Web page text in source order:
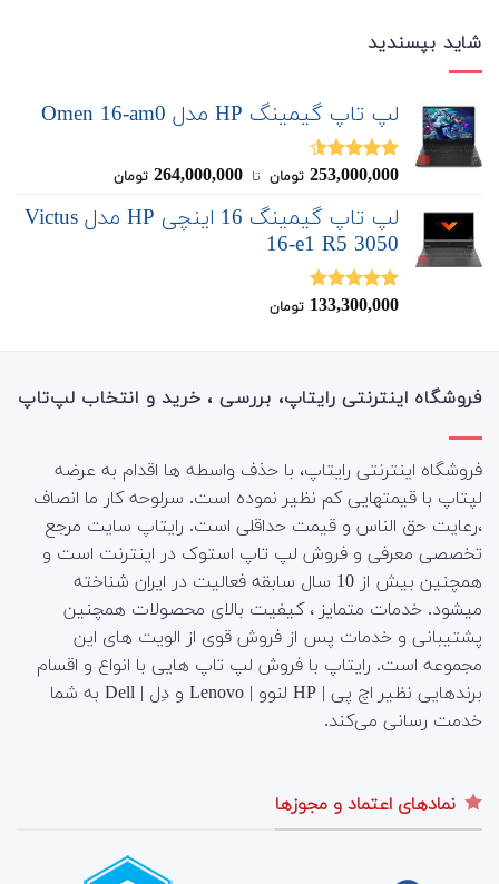
شاید بپسندید
لپ تاپ گیمینگ HP مدل Omen 16-am0
نمره4.50
253,000,000 تومان ‌ تا ‌ 264,000,000 تومان
لپ تاپ گیمینگ 16 اینچی HP مدل Victus
16-e1 R5 3050
نمره5.00
133,300,000 تومان
فروشگاه اینترنتی رایتاپ، بررسی ، خرید و انتخاب لپ‌تاپ
فروشگاه اینترنتی رایتاپ، با حذف واسطه ها اقدام به عرضه
لپتاپ با قیمتهایی کم نظیر نموده است. سرلوحه کار ما انصاف
،رعایت حق الناس و قیمت حداقلی است. رایتاپ سایت مرجع
تخصصی معرفی و فروش لپ تاپ استوک در اینترنت است و
همچنین بیش از 10 سال سابقه فعالیت در ایران شناخته
میشود. خدمات متمایز ، کیفیت بالای محصولات همچنین
پشتیبانی و خدمات پس از فروش قوی از الویت های این
مجموعه است. رایتاپ با فروش لپ تاپ هایی با انواع و اقسام
برندهایی نظیر اچ پی | HP لنوو | Lenovo و دِل | Dell به شما
خدمت رسانی می‌کند.
نمادهای اعتماد و مجوزها